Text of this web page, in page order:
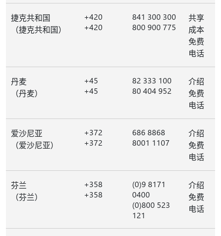
捷克共和国
（捷克共和国）
+420
+420
841 300 300
800 900 775
共享
成本
免费
电话
丹麦
（丹麦）
+45
+45
82 333 100
80 404 952
介绍
免费
电话
爱沙尼亚
（爱沙尼亚）
+372
+372
686 8868
8001 1107
介绍
免费
电话
芬兰
（芬兰）
+358
+358
(0)9 8171
0400
(0)800 523
121
介绍
免费
电话